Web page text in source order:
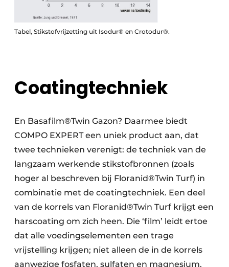
Tabel, Stikstofvrijzetting uit Isodur® en Crotodur®.
Coatingtechniek
En Basafilm®Twin Gazon? Daarmee biedt
COMPO EXPERT een uniek product aan, dat
twee technieken verenigt: de techniek van de
langzaam werkende stikstofbronnen (zoals
hoger al beschreven bij Floranid®Twin Turf) in
combinatie met de coatingtechniek. Een deel
van de korrels van Floranid®Twin Turf krijgt een
harscoating om zich heen. Die ‘film’ leidt ertoe
dat alle voedingselementen een trage
vrijstelling krijgen; niet alleen de in de korrels
aanwezige fosfaten, sulfaten en magnesium,